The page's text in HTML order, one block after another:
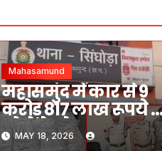
Mahasamund
महासमुंद में कार से 9
करोड़ 817 लाख रूपये
सोने के जेवरात
पकड़ाया, आरोपी
MAY 18, 2026